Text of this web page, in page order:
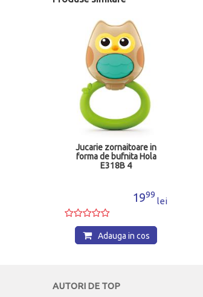
Jucarie zornaitoare in
forma de bufnita Hola
E318B 4
1999
lei
Adauga in cos
AUTORI DE TOP